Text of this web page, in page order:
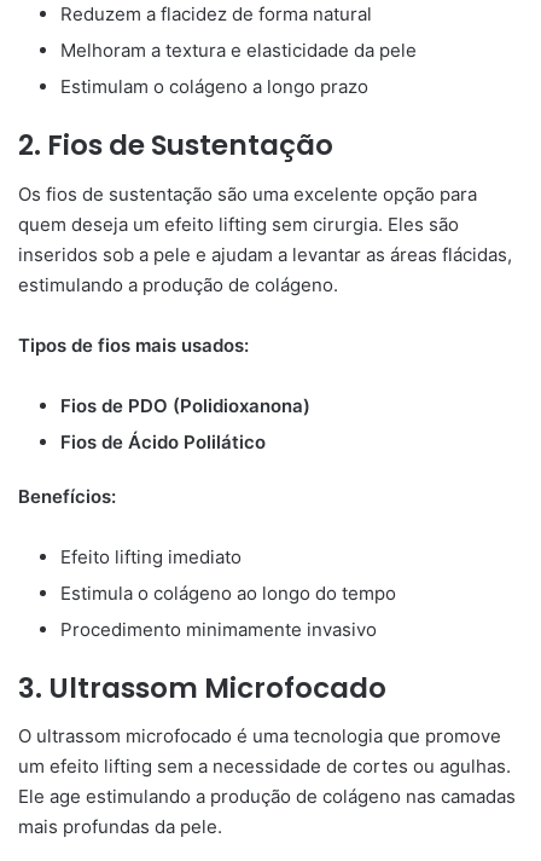
Reduzem a flacidez de forma natural
Melhoram a textura e elasticidade da pele
Estimulam o colágeno a longo prazo
2. Fios de Sustentação
Os fios de sustentação são uma excelente opção para
quem deseja um efeito lifting sem cirurgia. Eles são
inseridos sob a pele e ajudam a levantar as áreas flácidas,
estimulando a produção de colágeno.
Tipos de fios mais usados:
Fios de PDO (Polidioxanona)
Fios de Ácido Polilático
Benefícios:
Efeito lifting imediato
Estimula o colágeno ao longo do tempo
Procedimento minimamente invasivo
3. Ultrassom Microfocado
O ultrassom microfocado é uma tecnologia que promove
um efeito lifting sem a necessidade de cortes ou agulhas.
Ele age estimulando a produção de colágeno nas camadas
mais profundas da pele.